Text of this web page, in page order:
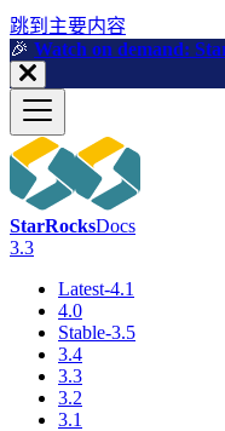
跳到主要内容
🎉️ Watch on demand:
StarRocksDocs
3.3
Latest-4.1
4.0
Stable-3.5
3.4
3.3
3.2
3.1